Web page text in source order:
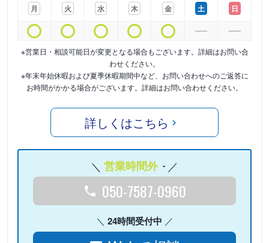
月
火
水
木
金
土
日
※営業日・相談可能日が変更となる場合もございます。詳細はお問い合
わせください。
※年末年始休暇および夏季休暇期間中など、お問い合わせへのご返答に
お時間がかかる場合がございます。詳細はお問い合わせください。
詳しくはこちら
営業時間外 -
050-7587-0960
24時間受付中